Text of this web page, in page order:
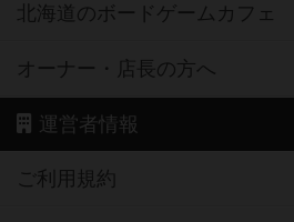
北海道のボードゲームカフェ
オーナー・店長の方へ
運営者情報
ご利用規約